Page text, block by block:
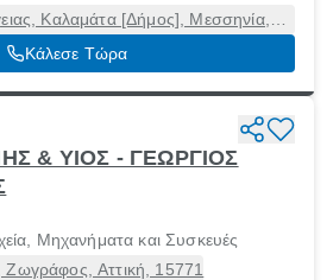
Καλαμάτα [Δήμος], Μεσσηνία,
24100
Κάλεσε Τώρα
& ΥΙΟΣ - ΓΕΩΡΓΙΟΣ
Μηχανήματα και Συσκευές
Ζωγράφος, Αττική, 15771